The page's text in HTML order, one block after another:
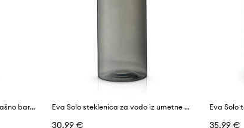
Eva Solo termo steklenica iz prašno barvanega jekla 0,5 l Eva Solo steklenica za vodo iz umetne mase 0,5 l
30,99 € 35,99 €